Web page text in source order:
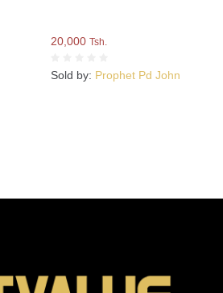
20,000 Tsh.
Sold by: Prophet Pd John